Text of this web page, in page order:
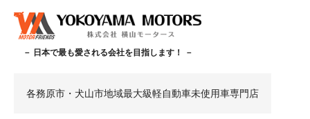
－ 日本で最も愛される会社を目指します！ －
各務原市・犬山市地域最大級軽自動車未使用車専門店